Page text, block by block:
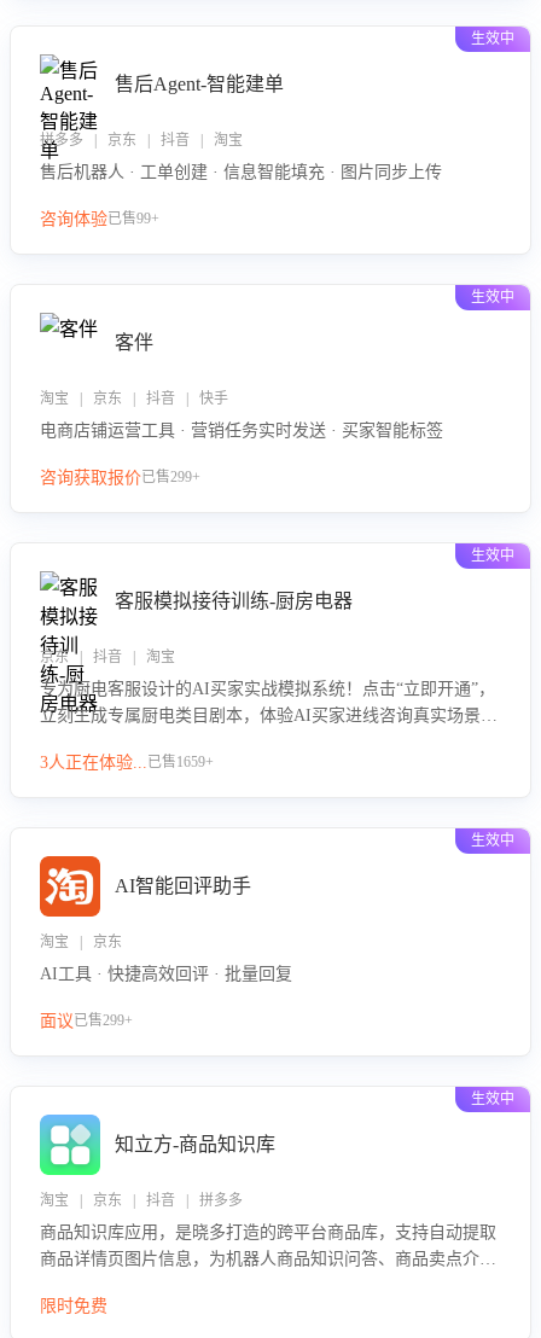
生效中
售后Agent-智能建单
拼多多 | 京东 | 抖音 | 淘宝
售后机器人 · 工单创建 · 信息智能填充 · 图片同步上传
咨询体验已售99+
生效中
客伴
淘宝 | 京东 | 抖音 | 快手
电商店铺运营工具 · 营销任务实时发送 · 买家智能标签
咨询获取报价已售299+
生效中
客服模拟接待训练-厨房电器
京东 | 抖音 | 淘宝
专为厨电客服设计的AI买家实战模拟系统！点击“立即开通”，
立刻生成专属厨电类目剧本，体验AI买家进线咨询真实场景训
技巧！
3人正在体验...已售1659+
生效中
AI智能回评助手
淘宝 | 京东
AI工具 · 快捷高效回评 · 批量回复
面议已售299+
生效中
知立方-商品知识库
淘宝 | 京东 | 抖音 | 拼多多
商品知识库应用，是晓多打造的跨平台商品库，支持自动提取
商品详情页图片信息，为机器人商品知识问答、商品卖点介绍
限时免费